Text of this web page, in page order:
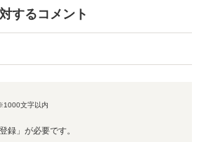
するコメント
文字以内
録」が必要です。